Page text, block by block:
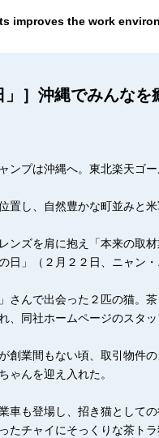
improves the work
」］沖縄でみんな
ンプは沖縄へ。東北楽天ゴ
置し、自然豊かな町並みと
ンズを肩に抱え「本来の取
日」（２月２２日、ニャン
さんで出会った２匹の猫。
同社ホームページのスタッ
創業間もない頃、取引物件
ゃんを迎え入れた。
車も登場し、招き猫として
たチャイにそっくりな茶ト